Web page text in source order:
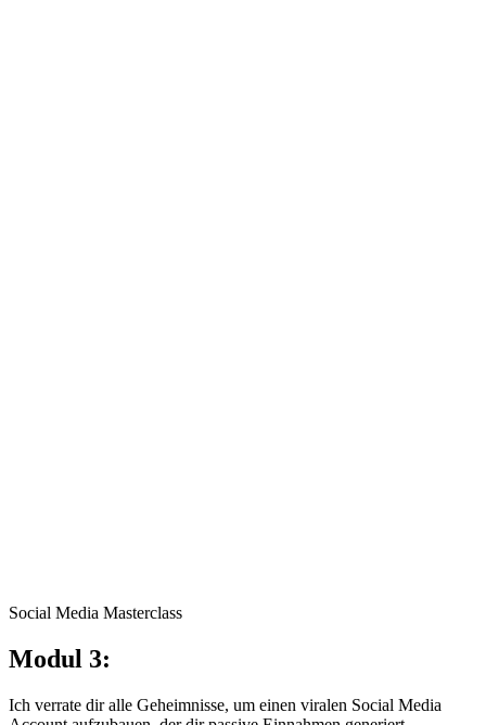
Social Media Masterclass
Modul 3:
Ich verrate dir alle Geheimnisse, um einen viralen Social Media